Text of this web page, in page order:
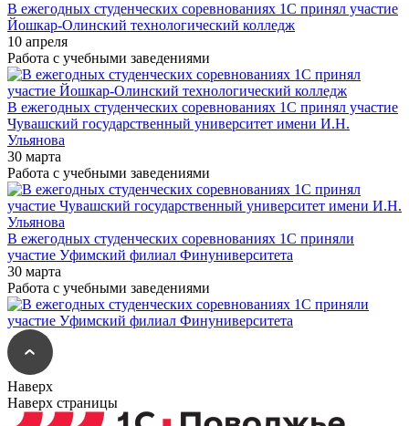
В ежегодных студенческих соревнованиях 1С принял участие
Йошкар-Олинский технологический колледж
10 апреля
Работа с учебными заведениями
В ежегодных студенческих соревнованиях 1С принял участие
Чувашский государственный университет имени И.Н.
Ульянова
30 марта
Работа с учебными заведениями
В ежегодных студенческих соревнованиях 1С приняли
участие Уфимский филиал Финуниверситета
30 марта
Работа с учебными заведениями
Наверх
Наверх страницы